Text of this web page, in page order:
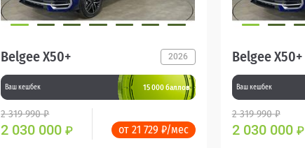
Belgee X50+ 2026
Ваш кешбек 15 000 баллов
2 319 990 ₽
2 030 000₽ от 21 729 ₽/мес
Belgee X50+
Ваш кешбек
2 319 990 ₽
2 030 000 ₽